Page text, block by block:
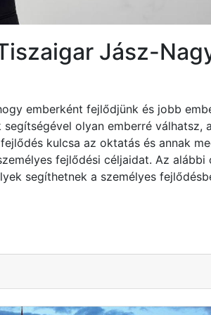
Jász-
emberként fejlődjünk és jobb
olyan emberré válhatsz,
kulcsa az oktatás és annak
fejlődési céljaidat. Az alábbi
segíthetnek a személyes